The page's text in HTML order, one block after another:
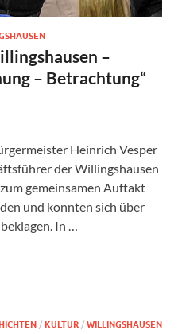
–
– Betrachtung“
Heinrich Vesper
der Willingshausen
gemeinsamen Auftakt
und konnten sich über
In …
/ KULTUR / WILLINGSHAUSEN